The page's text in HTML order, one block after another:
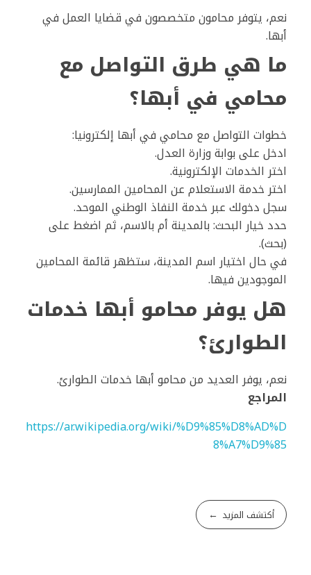
نعم، يتوفر محامون متخصصون في قضايا العمل في
أبها.
ما هي طرق التواصل مع
محامي في أبها؟
خطوات التواصل مع محامي في أبها إلكترونيا:
ادخل على بوابة وزارة العدل.
اختر الخدمات الإلكترونية.
اختر خدمة الاستعلام عن المحامين الممارسين.
سجل دخولك عبر خدمة النفاذ الوطني الموحد.
حدد خيار البحث: بالمدينة أم بالاسم، ثم اضغط على
(بحث).
في حال اختيار اسم المدينة، ستظهر قائمة المحامين
الموجودين فيها.
هل يوفر محامو أبها خدمات
الطوارئ؟
نعم، يوفر العديد من محامو أبها خدمات الطوارئ.
المراجع
https://ar.wikipedia.org/wiki/%D9%85%D8%AD%D
8%A7%D9%85
أكتشف المزيد